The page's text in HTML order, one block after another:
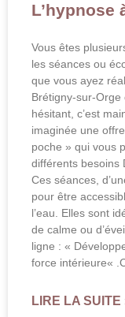
L’hypnose
Vous êtes
les séances ou
que vous ayez
Brétigny-sur-
hésitant, c’est
imaginée une
poche » qui vous
différents besoins
Ces séances,
pour être
l’eau. Elles sont
de calme ou
ligne : «
force intérieure«
LIRE LA SUITE